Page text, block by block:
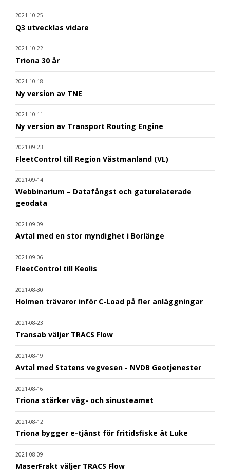
2021-10-25
Q3 utvecklas vidare
2021-10-22
Triona 30 år
2021-10-18
Ny version av TNE
2021-10-11
Ny version av Transport Routing Engine
2021-09-23
FleetControl till Region Västmanland (VL)
2021-09-14
Webbinarium – Datafångst och gaturelaterade
geodata
2021-09-09
Avtal med en stor myndighet i Borlänge
2021-09-06
FleetControl till Keolis
2021-08-30
Holmen trävaror inför C-Load på fler anläggningar
2021-08-23
Transab väljer TRACS Flow
2021-08-19
Avtal med Statens vegvesen - NVDB Geotjenester
2021-08-16
Triona stärker väg- och sinusteamet
2021-08-12
Triona bygger e-tjänst för fritidsfiske åt Luke
2021-08-09
MaserFrakt väljer TRACS Flow